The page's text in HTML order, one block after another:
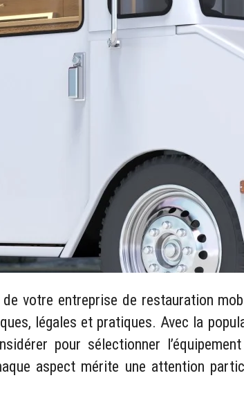
votre entreprise de restauration
légales et pratiques. Avec la
pour sélectionner
aspect mérite une attention